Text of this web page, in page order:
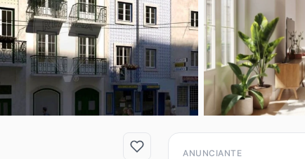
ANUNCIANTE